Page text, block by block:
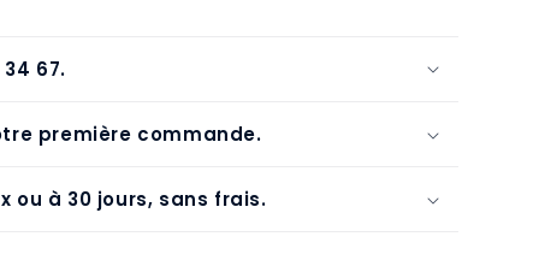
67.
première commande.
ou à 30 jours, sans frais.